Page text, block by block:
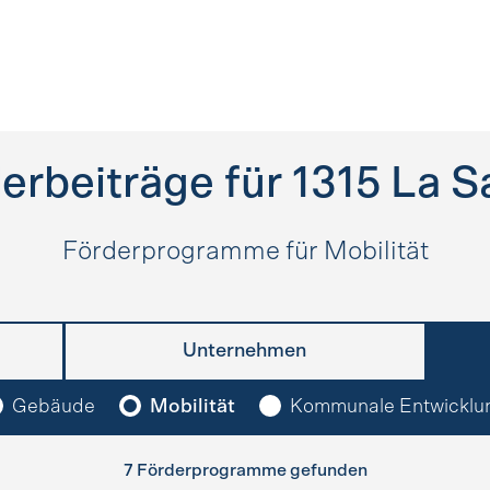
für 1315 La
Förderprogramme für Mobilität
Unternehmen
Gebäude Mobilität Kommunale
7 Förderprogramme gefunden